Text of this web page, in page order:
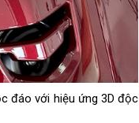
đáo với hiệu ứng 3D độc